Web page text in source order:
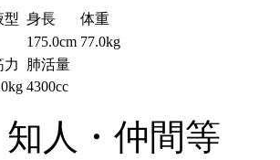
型 身長
体重
175.0cm 77.0kg
力
肺活量
4300cc
人・仲間等